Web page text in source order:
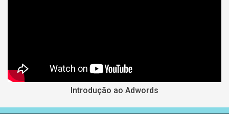
Introdução ao Adwords